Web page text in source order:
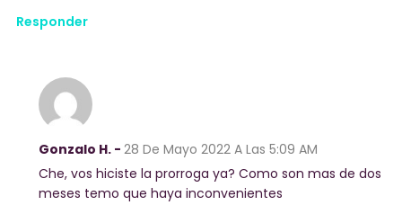
Responder
Gonzalo H. - 28 De Mayo 2022 A Las 5:09 AM
Che, vos hiciste la prorroga ya? Como son mas de dos
meses temo que haya inconvenientes